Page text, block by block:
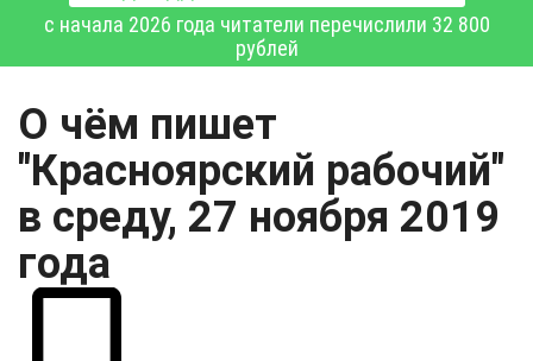
с начала 2026 года читатели перечислили 32 800
рублей
О чём пишет
"Красноярский рабочий"
в среду, 27 ноября 2019
года